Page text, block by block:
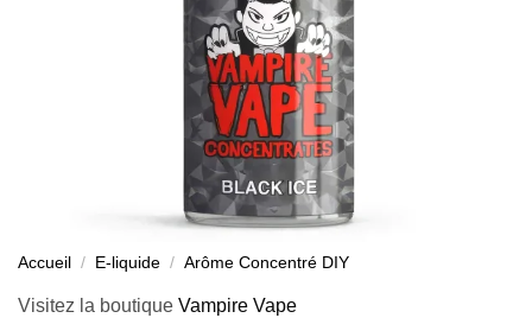
Accueil / E-liquide / Arôme Concentré DIY
Visitez la boutique Vampire Vape